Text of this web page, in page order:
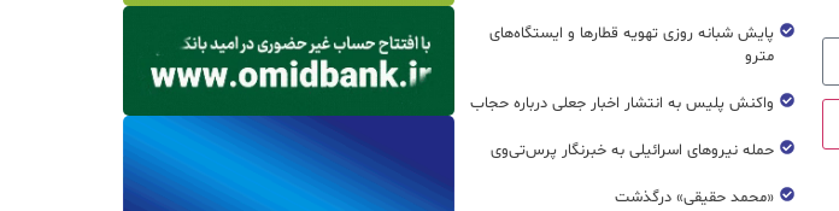
پایش شبانه روزی تهویه قطار‌ها و ایستگاه‌های
مترو
واکنش پلیس به انتشار اخبار جعلی درباره حجاب
حمله نیروهای اسرائیلی به خبرنگار پرس‌تی‌وی
«محمد حقیقی» درگذشت